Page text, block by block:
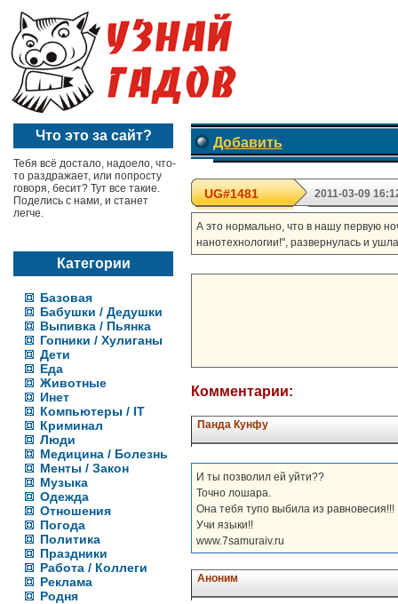
Что это за сайт?
Тебя всё достало, надоело, что-
то раздражает, или попросту
говоря, бесит? Тут все такие.
Поделись с нами, и станет
легче.
Категории
Базовая
Бабушки / Дедушки
Выпивка / Пьянка
Гопники / Хулиганы
Дети
Еда
Животные
Инет
Компьютеры / IT
Криминал
Люди
Медицина / Болезнь
Менты / Закон
Музыка
Одежда
Отношения
Погода
Политика
Праздники
Работа / Коллеги
Реклама
Родня
Добавить
UG#1481 2011-03-09
А это нормально, что в нашу первую
нанотехнологии!", развернулась и
Комментарии:
Панда Кунфу
И ты позволил ей уйти??
Точно лошара.
Она тебя тупо выбила из равновесия!!!
Учи языки!!
www.7samuraiv.ru
Аноним